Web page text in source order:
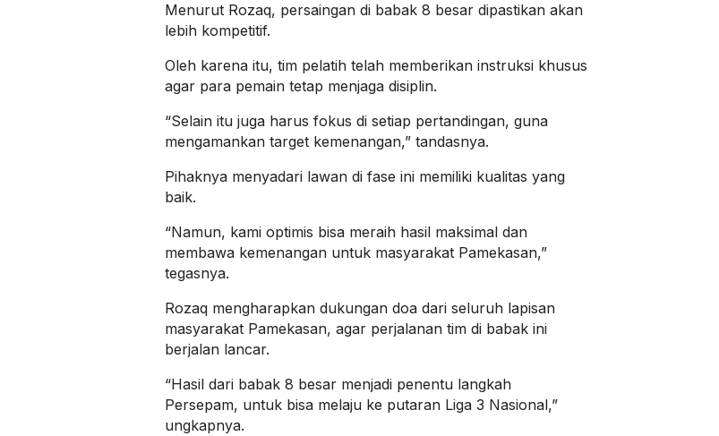
Menurut Rozaq, persaingan di babak 8 besar dipastikan akan
lebih kompetitif.
Oleh karena itu, tim pelatih telah memberikan instruksi khusus
agar para pemain tetap menjaga disiplin.
“Selain itu juga harus fokus di setiap pertandingan, guna
mengamankan target kemenangan,” tandasnya.
Pihaknya menyadari lawan di fase ini memiliki kualitas yang
baik.
“Namun, kami optimis bisa meraih hasil maksimal dan
membawa kemenangan untuk masyarakat Pamekasan,”
tegasnya.
Rozaq mengharapkan dukungan doa dari seluruh lapisan
masyarakat Pamekasan, agar perjalanan tim di babak ini
berjalan lancar.
“Hasil dari babak 8 besar menjadi penentu langkah
Persepam, untuk bisa melaju ke putaran Liga 3 Nasional,”
ungkapnya.